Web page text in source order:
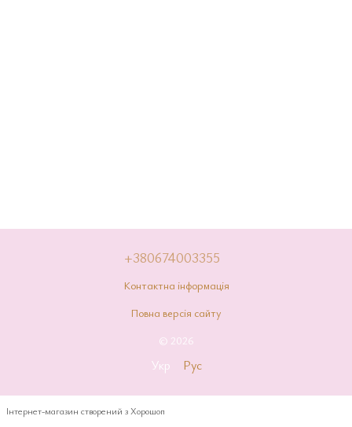
+380674003355
Контактна інформація
Повна версія сайту
© 2026
Укр Рус
Інтернет-магазин створений з Хорошоп